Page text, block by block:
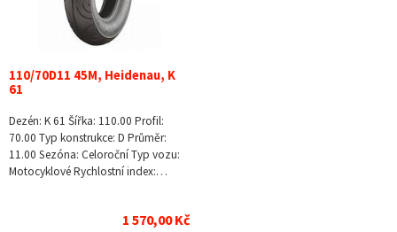
110/70D11 45M, Heidenau, K
61
Dezén: K 61 Šířka: 110.00 Profil:
70.00 Typ konstrukce: D Průměr:
11.00 Sezóna: Celoroční Typ vozu:
Motocyklové Rychlostní index:…
1 570,00 Kč